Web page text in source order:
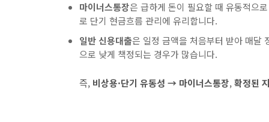
마이너스통장은 급하게 돈이 필요할 때 유동적으
로 단기 현금흐름 관리에 유리합니다.
일반 신용대출은 일정 금액을 처음부터 받아 매달
으로 낮게 책정되는 경우가 많습니다.
즉, 비상용·단기 유동성 → 마이너스통장,확정된